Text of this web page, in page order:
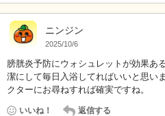
ニンジン
2025/10/6
膀胱炎予防にウォシュレットが効果あ
潔にして毎日入浴してればいいと思い
クターにお尋ねすれば確実ですね。
いいね！ 返信する